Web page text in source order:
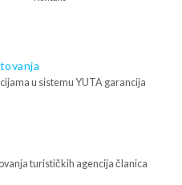
u sistemu YUTA garancija
turističkih agencija članica